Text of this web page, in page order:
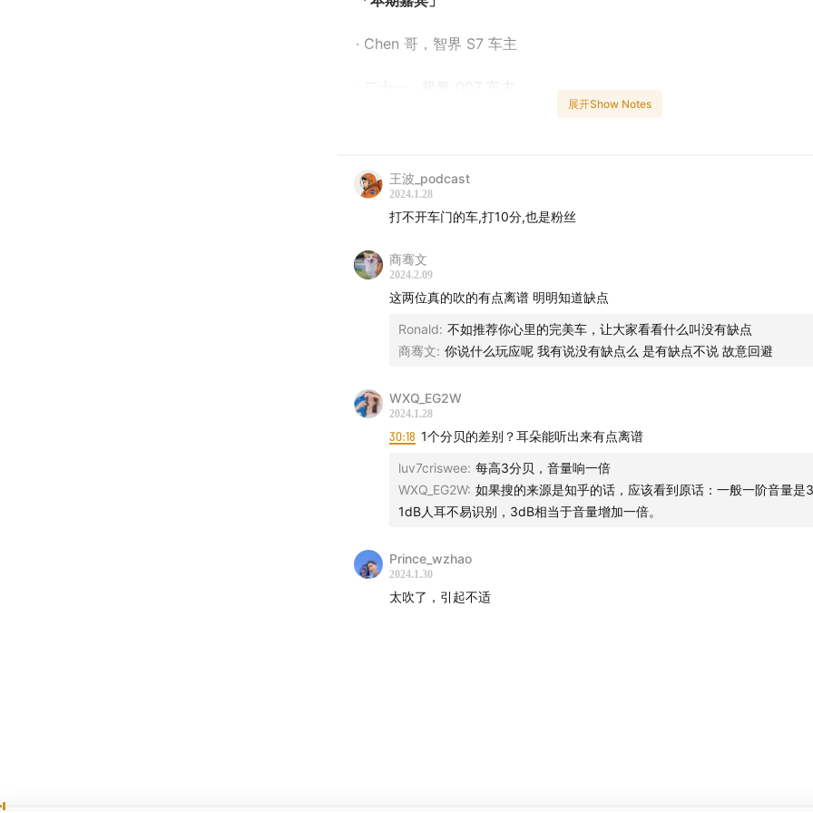
· Chen 哥，智界 S7 车主
· 二十一，极氪 007 车主
·02:18：为什么买新能源
08:09：电车的保值率
·11:30：对比车型
21:51：购车关键考虑因素
：第二选择
·26:41 ：用车满意度
「关于42Talk」
本节目是一档由「42 号车库」打造的面向新能源车主的线上聊天节目，
些真实车主声音可以帮助你买到最合适的新能源车。
「你可以在哪里找到我们」
· 视频版，请移步至微博 & bilibili「42号车库」
展开Show Notes
王波_podcast
2024.1.28
打不开车门的车,打10分,也是粉丝
商骞文
2024.2.09
这两位真的吹的有点离谱 明明知道缺点
Ronald: 不如推荐你心里的完美车，让大家看看什么叫没有缺点
商骞文: 你说什么玩应呢 我有说没有缺点么 是有缺点不说 故意回避
WXQ_EG2W
2024.1.28
30:18 1个分贝的差别？耳朵能听出来有点离谱
luv7criswee: 每高3分贝，音量响一倍
WXQ_EG2W: 如果搜的来源是知乎的话，应该看到原话：一般一阶音量是
1dB人耳不易识别，3dB相当于音量增加一倍。
Prince_wzhao
2024.1.30
太吹了，引起不适